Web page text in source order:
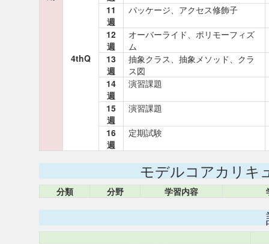
4thQ
11
週
パッケージ、アクセス修飾子
12
週
オーバーライド、ポリモーフィズ
ム
13
週
抽象クラス、抽象メソッド、クラ
ス図
14
週
演習課題
15
週
演習課題
16
週
定期試験
モデルコアカリキ
分類 分野 学習内容